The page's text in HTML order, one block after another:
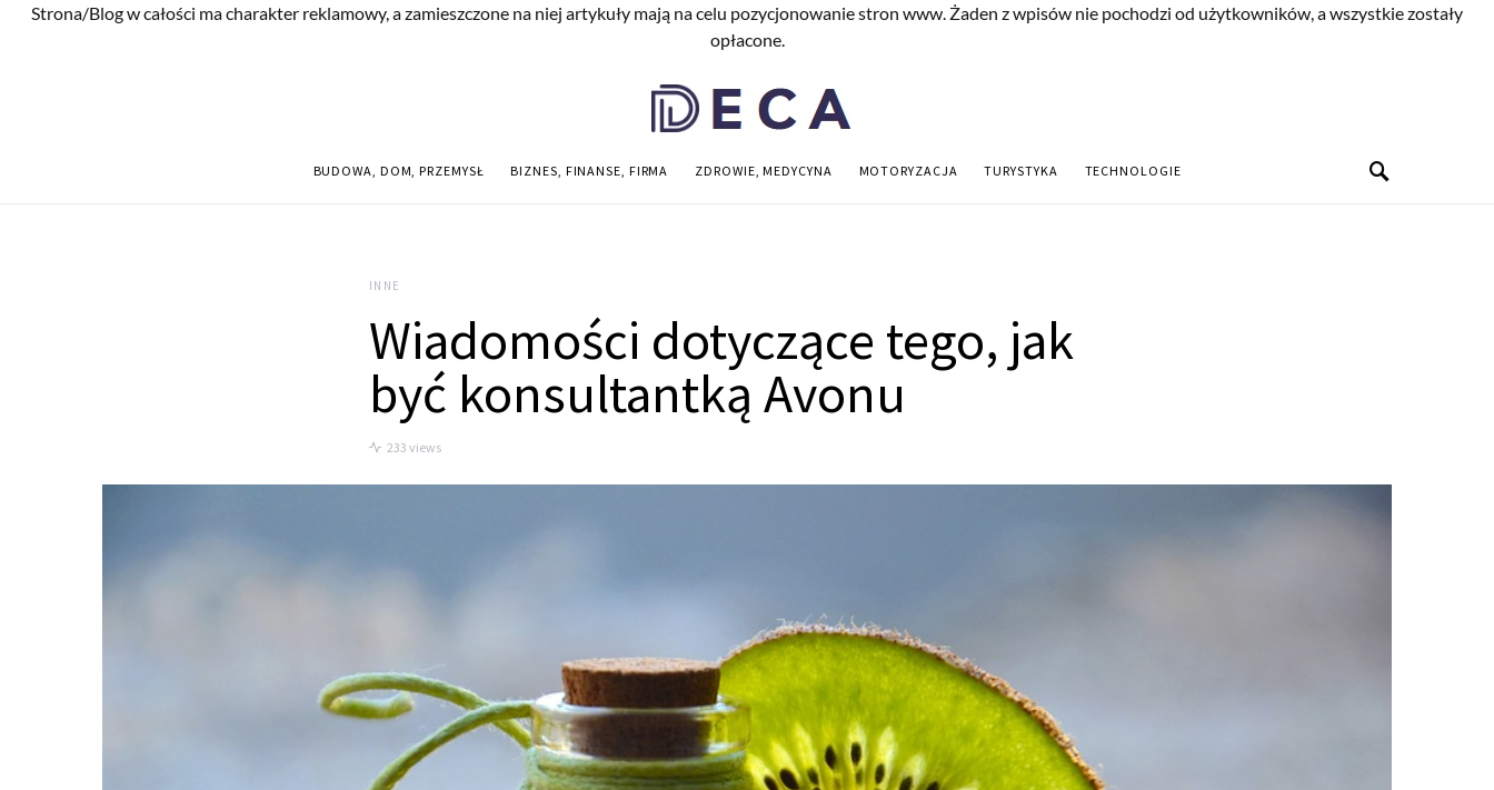
Strona/Blog w całości ma charakter reklamowy, a zamieszczone na niej artykuły mają na celu pozycjonowanie stron www. Żaden z wpisów nie pochodzi od użytkowników, a wszystkie zostały
opłacone.
BUDOWA, DOM, PRZEMYSŁ BIZNES, FINANSE, FIRMA ZDROWIE, MEDYCYNA MOTORYZACJA TURYSTYKA TECHNOLOGIE
INNE
Wiadomości dotyczące tego, jak
być konsultantką Avonu
233 views